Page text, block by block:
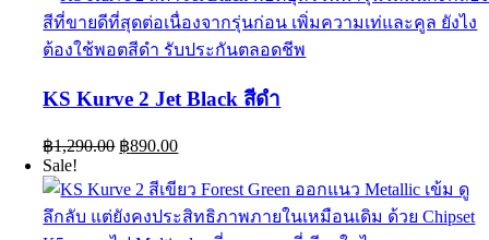
฿400.00.฿220.00.
KS Kurve 2 Jet Black สีดำ
฿1,290.00 Original
was:
฿1,290.00.
฿890.00Current
is:
฿890.00.
Sale!